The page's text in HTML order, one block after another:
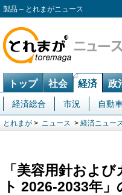
製品 – とれまがニュース
トップ 社会 経済 政
経済総合 市況 自動
とれまが > ニュース > 経済ニュー
「美容用針およ
ト 2026-2033年